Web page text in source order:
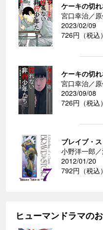
ケーキの切
宮口幸治／
2023/02/09
726円（税込）
ケーキの切
宮口幸治／
2023/09/08
726円（税込）
ブレイブ・
小野洋一郎
2012/01/20
792円（税込）
ヒューマンドラマの